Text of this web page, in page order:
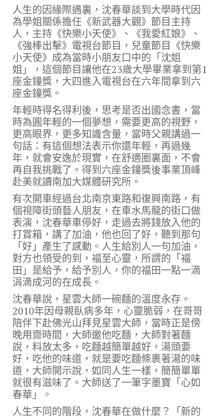
人生的因緣際遇裏，沈春華談到大學時代因
為學姐關係擔任《新武器大觀》節目主持
人，主持《快樂小天使》、《我愛紅娘》、
《強棒出擊》電視台節目，兒童節目《快樂
小天使》成為當時小朋友口中的「沈姐
姐」，這個節目讓他在23歲大學畢業拿到第1
座金鐘獎，大四進入電視台在六年間拿到六
座金鐘獎。
年輕時得名得利後，思考是否出國念書，當
時為圓年輕的一個夢想，需要更高的視野，
更高眼界，更多知識含量，當時父親講過一
句話：有這個想法表示你還年輕，再過幾
年，就會安逸於現實，在舒適圈裏面，不會
再自我挑戰了。得到六座金鐘獎後事業頂峰
赴美就讀南加大媒體研究所。
有次開車經過台北南京東路和復興南路，有
個視障街頭藝人朋友，在車水馬龍的街口做
表演，沈春華車停好，走過去將錢放入他的
打賞箱，講了加油，他也回了好，聽到那句
「好」產生了感動。人生給別人一句加油，
對方也領受的到，福至心靈，所謂的「福
田」是給予，給予別人，你的福田一點一滴
涓滴成河的在成長。
沈春華說，星雲大師一碗麵的溫度永存。
2010年因母親臥病多年，心靈脆弱，在哥哥
陪伴下赴佛光山拜見星雲大師，當時正是傍
晚用齋時間，大師邀他吃麵，大師對著麵
說，料放太多，吃麵越簡單越好，湯頭要
好，吃他的味道，就是要吃麵條裹著湯的味
道，大師開示說，如同人生一樣，簡簡單單
就很有滋味了。大師送了一筆字墨寶「心如
春華」。
人生不同的階段，沈春華在做什麼？「新的